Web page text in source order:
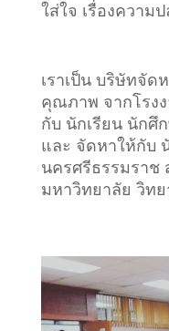
ใส่ใจ เรื่องความ
เราเป็น บริษัทจัด
คุณภาพ จากโรง
กับ นักเรียน นักศึ
และ จัดหาให้กับ
นครศรีธรรมราช
มหาวิทยาลัย วิท